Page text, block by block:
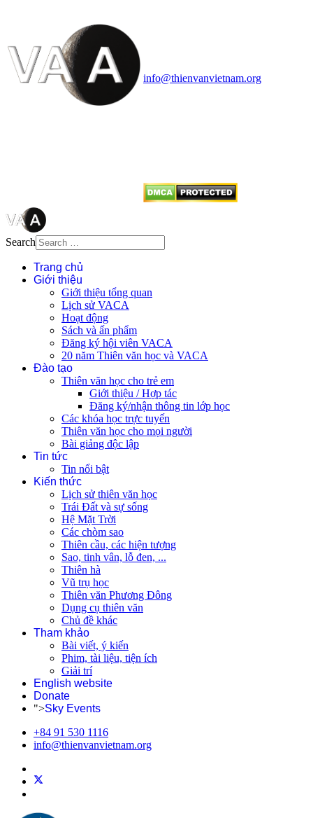
info@thienvanvietnam.org
Search
Trang chủ
Giới thiệu
Giới thiệu tổng quan
Lịch sử VACA
Hoạt động
Sách và ấn phẩm
Đăng ký hội viên VACA
20 năm Thiên văn học và VACA
Đào tạo
Thiên văn học cho trẻ em
Giới thiệu / Hợp tác
Đăng ký/nhận thông tin lớp học
Các khóa học trực tuyến
Thiên văn học cho mọi người
Bài giảng độc lập
Tin tức
Tin nổi bật
Kiến thức
Lịch sử thiên văn học
Trái Đất và sự sống
Hệ Mặt Trời
Các chòm sao
Thiên cầu, các hiện tượng
Sao, tinh vân, lỗ đen, ...
Thiên hà
Vũ trụ học
Thiên văn Phương Đông
Dụng cụ thiên văn
Chủ đề khác
Tham khảo
Bài viết, ý kiến
Phim, tài liệu, tiện ích
Giải trí
English website
Donate
">Sky Events
+84 91 530 1116
info@thienvanvietnam.org